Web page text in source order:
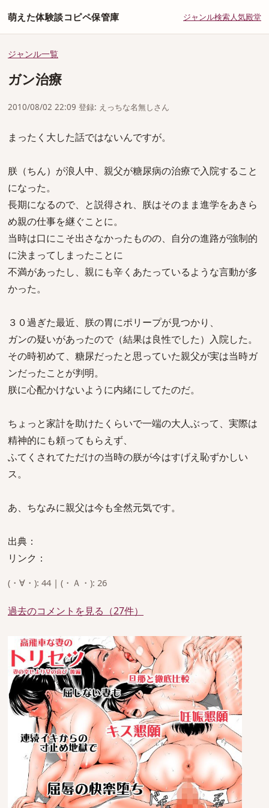
萌えた体験談コピペ保管庫 ジャンル検索人気殿堂
ジャンル一覧
ガン治療
2010/08/02 22:09 登録: えっちな名無しさん
まったく大した話ではないんですが。
朕（ちん）が浪人中、親父が糖尿病の治療で入院すること
になった。
長期になるので、と説得され、朕はそのまま進学をあきら
め親の仕事を継ぐことに。
当時は口にこそ出さなかったものの、自分の進路が強制的
に決まってしまったことに
不満があったし、親にも辛くあたっているような言動が多
かった。
３０過ぎた最近、朕の胃にポリープが見つかり、
ガンの疑いがあったので（結果は良性でした）入院した。
その時初めて、糖尿だったと思っていた親父が実は当時ガ
ンだったことが判明。
朕に心配かけないように内緒にしてたのだ。
ちょっと家計を助けたくらいで一端の大人ぶって、実際は
精神的にも頼ってもらえず、
ふてくされてただけの当時の朕が今はすげえ恥ずかしい
ス。
あ、ちなみに親父は今も全然元気です。
出典：
リンク：
(・∀・): 44 | (・Ａ・): 26
過去のコメントを見る（27件）